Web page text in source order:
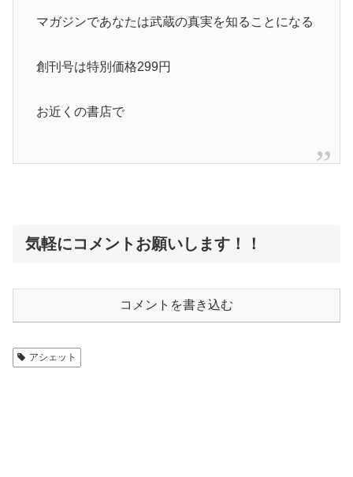
マガジンであなたは武蔵の真実を知ることになる
創刊号は特別価格299円
お近くの書店で
気軽にコメントお願いします！！
コメントを書き込む
アシェット